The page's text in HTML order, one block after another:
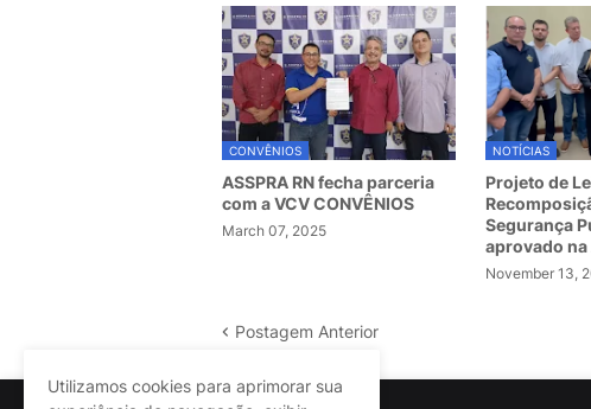
CONVÊNIOS
ASSPRA RN fecha parceria
com a VCV CONVÊNIOS
March 07, 2025
NOTÍCIAS
Projeto de
Segurança
aprovado na
November 13,
Postagem Anterior
Utilizamos cookies para aprimorar sua